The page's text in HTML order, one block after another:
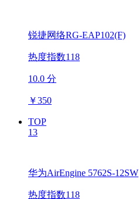
锐捷网络RG-EAP102(F)
热度指数118
10.0 分
￥350
TOP
13
华为AirEngine 5762S-12SW
热度指数118